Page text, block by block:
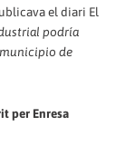
el diari El
podría
de
per Enresa